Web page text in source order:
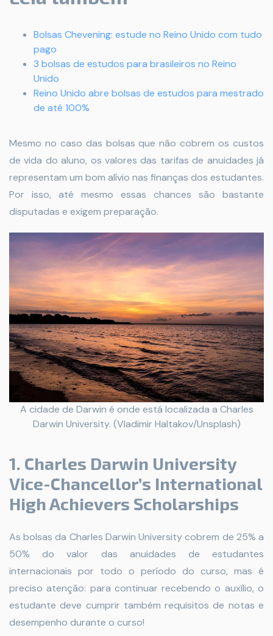
Bolsas Chevening: estude no Reino Unido com tudo
pago
3 bolsas de estudos para brasileiros no Reino
Unido
Reino Unido abre bolsas de estudos para mestrado
de até 100%
Mesmo no caso das bolsas que não cobrem os custos
de vida do aluno, os valores das tarifas de anuidades já
representam um bom alívio nas finanças dos estudantes.
Por isso, até mesmo essas chances são bastante
disputadas e exigem preparação.
A cidade de Darwin é onde está localizada a Charles
Darwin University. (Vladimir Haltakov/Unsplash)
1. Charles Darwin University
Vice-Chancellor’s International
High Achievers Scholarships
As bolsas da Charles Darwin University cobrem de 25% a
50% do valor das anuidades de estudantes
internacionais por todo o período do curso, mas é
preciso atenção: para continuar recebendo o auxílio, o
estudante deve cumprir também requisitos de notas e
desempenho durante o curso!